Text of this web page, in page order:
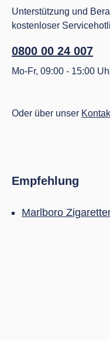
Unterstützung und
kostenloser
0800 00 24 007
Mo-Fr, 09:00 - 15:00
Oder über unser
Empfehlung
Marlboro